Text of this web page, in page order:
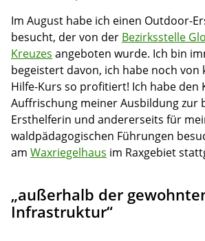
Im August habe ich einen Outdoor-
besucht, der von der Bezirksstelle
Kreuzes angeboten wurde. Ich bin
begeistert davon, ich habe noch von
Hilfe-Kurs so profitiert! Ich habe den
Auffrischung meiner Ausbildung zur
Ersthelferin und andererseits für
waldpädagogischen Führungen
am Waxriegelhaus im Raxgebiet
„außerhalb der
Infrastruktur“